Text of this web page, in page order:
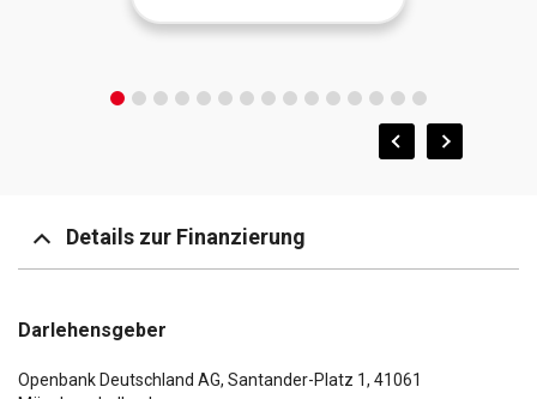
Details zur Finanzierung
Darlehensgeber
Openbank Deutschland AG, Santander-Platz 1, 41061